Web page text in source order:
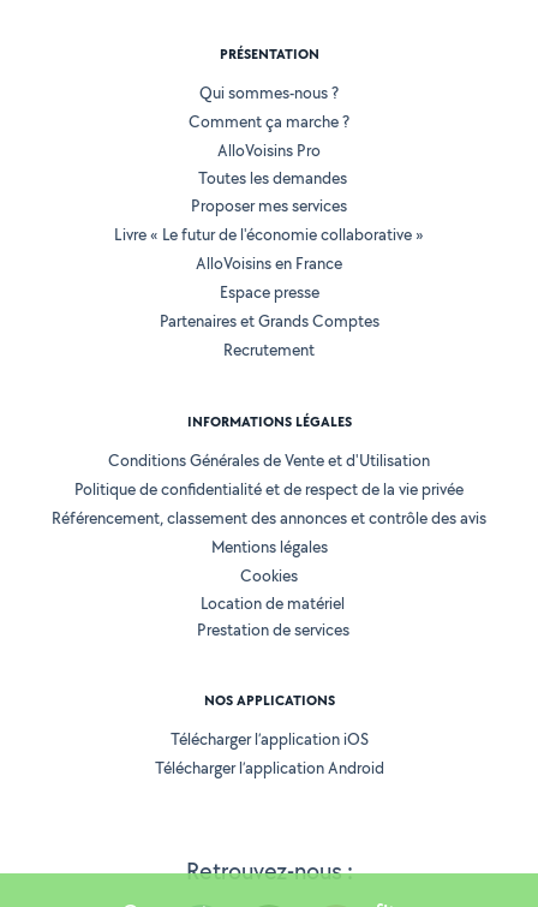
Retrouvez-nous :
PRÉSENTATION
Qui sommes-nous ?
Comment ça marche ?
AlloVoisins Pro
Toutes les demandes
Proposer mes services
Livre « Le futur de l'économie collaborative »
AlloVoisins en France
Espace presse
Partenaires et Grands Comptes
Recrutement
INFORMATIONS LÉGALES
Conditions Générales de Vente et d'Utilisation
Politique de confidentialité et de respect de la vie privée
Référencement, classement des annonces et contrôle des avis
Mentions légales
Cookies
Location de matériel
Prestation de services
NOS APPLICATIONS
Télécharger l’application iOS
Télécharger l’application Android